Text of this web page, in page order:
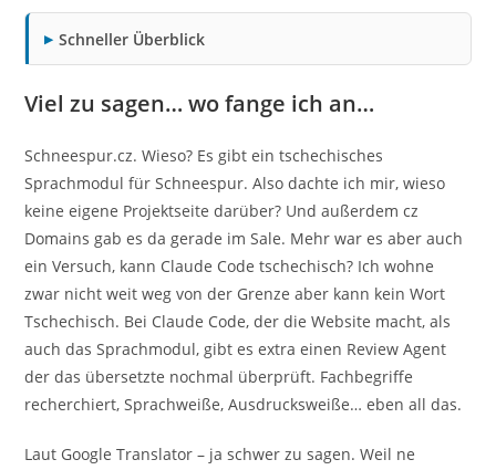
Schneller Überblick
Viel zu sagen… wo fange ich an…
Schneespur.cz. Wieso? Es gibt ein tschechisches
Sprachmodul für Schneespur. Also dachte ich mir, wieso
keine eigene Projektseite darüber? Und außerdem cz
Domains gab es da gerade im Sale. Mehr war es aber auch
ein Versuch, kann Claude Code tschechisch? Ich wohne
zwar nicht weit weg von der Grenze aber kann kein Wort
Tschechisch. Bei Claude Code, der die Website macht, als
auch das Sprachmodul, gibt es extra einen Review Agent
der das übersetzte nochmal überprüft. Fachbegriffe
recherchiert, Sprachweiße, Ausdrucksweiße… eben all das.
Laut Google Translator – ja schwer zu sagen. Weil ne